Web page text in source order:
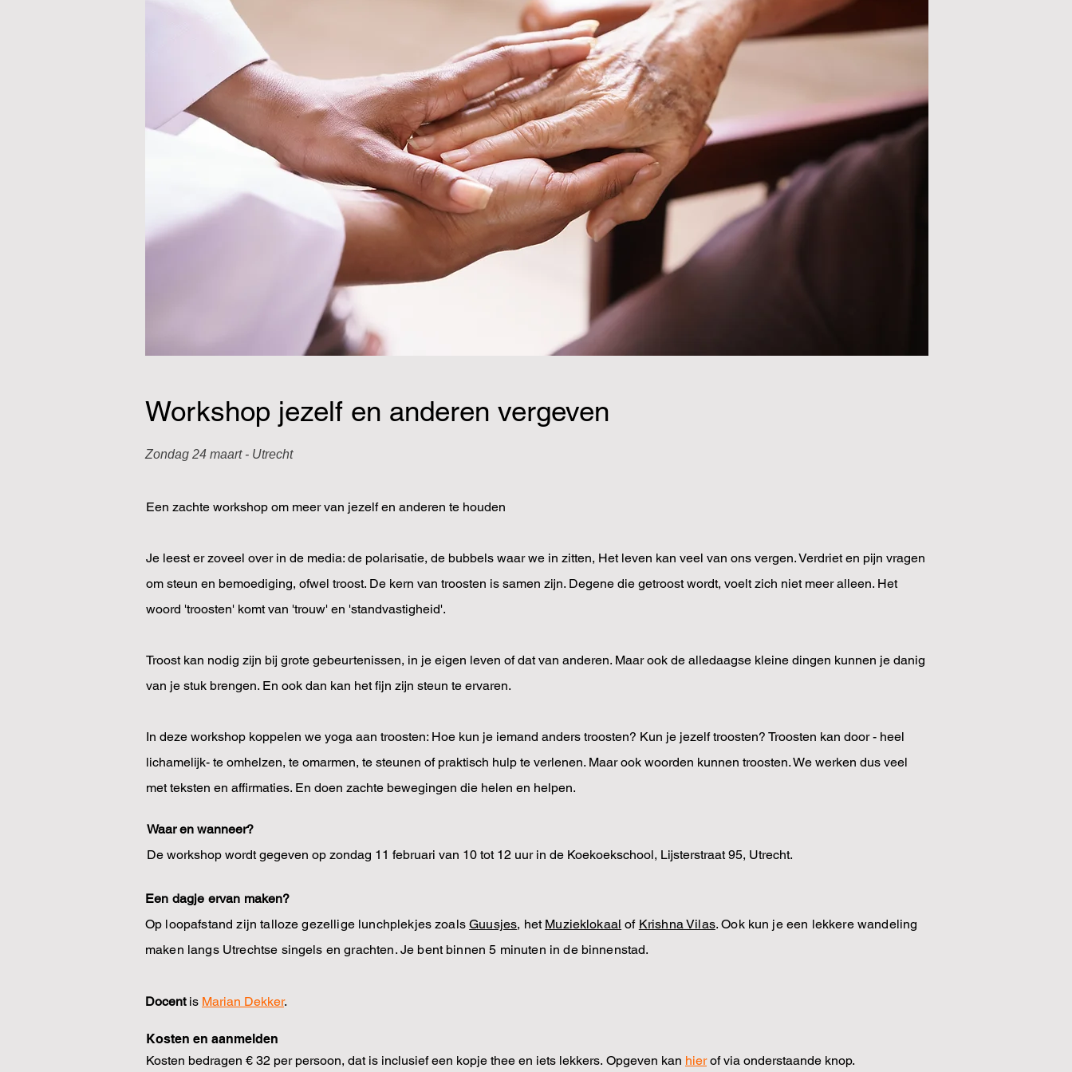
Workshop jezelf en anderen vergeven
Zondag 24 maart - Utrecht
Een zachte workshop om meer van jezelf en anderen te houden
Je leest er zoveel over in de media: de polarisatie, de bubbels waar we in zitten, Het leven kan veel van ons vergen. Verdriet en pijn vragen
om steun en bemoediging, ofwel troost. De kern van troosten is samen zijn. Degene die getroost wordt, voelt zich niet meer alleen. Het
woord 'troosten' komt van 'trouw' en 'standvastigheid'.
Troost kan nodig zijn bij grote gebeurtenissen, in je eigen leven of dat van anderen. Maar ook de alledaagse kleine dingen kunnen je danig
van je stuk brengen. En ook dan kan het fijn zijn steun te ervaren.
In deze workshop koppelen we yoga aan troosten: Hoe kun je iemand anders troosten? Kun je jezelf troosten? Troosten kan door - heel
lichamelijk- te omhelzen, te omarmen, te steunen of praktisch hulp te verlenen. Maar ook woorden kunnen troosten. We werken dus veel
met teksten en affirmaties. En doen zachte bewegingen die helen en helpen.
Waar en wanneer?
De workshop wordt gegeven op zondag 11 februari van 10 tot 12 uur in de Koekoekschool, Lijsterstraat 95, Utrecht.
Een dagje ervan maken?
Op loopafstand zijn talloze gezellige lunchplekjes zoalsGuusjes, het Muzieklokaal of Krishna Vilas. Ook kun je een lekkere wandeling
maken langs Utrechtse singels en grachten. Je bent binnen 5 minuten in de binnenstad.
Docent is Marian Dekker.
Kosten en aanmelden
Kosten bedragen € 32 per persoon, dat is inclusief een kopje thee en iets lekkers. Opgeven kan hier of via onderstaande knop.